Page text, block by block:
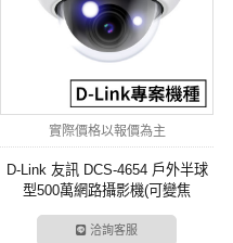
實際價格以報價為主
D-Link 友訊 DCS-4654 戶外半球
型500萬網路攝影機(可變焦
洽詢客服